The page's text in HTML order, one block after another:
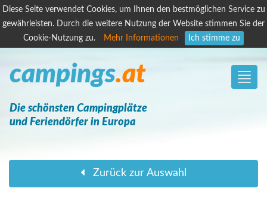
Diese Seite verwendet Cookies, um Ihnen den bestmöglichen Service zu
gewährleisten. Durch die weitere Nutzung der Website stimmen Sie der
Cookie-Nutzung zu.
Mehr Informationen Ich stimme zu
Toggle
campings.at
Die schönsten Campingplätze
und Feriendörfer in Europa
Zurück zur Auswahl